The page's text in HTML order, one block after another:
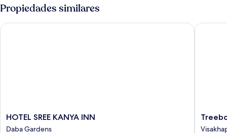
Propiedades similares
HOTEL
SREE
HOTEL SREE KANYA INN
Daba Gardens
HOTEL SREE KANYA INN
Treebo
Grand
Treebo